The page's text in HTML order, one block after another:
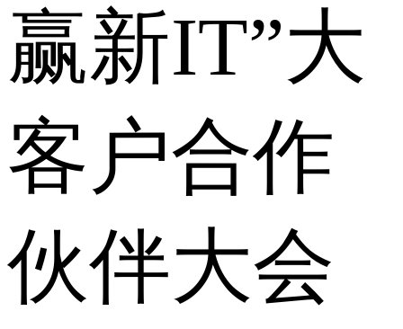
赢新IT”大
客户合作
伙伴大会